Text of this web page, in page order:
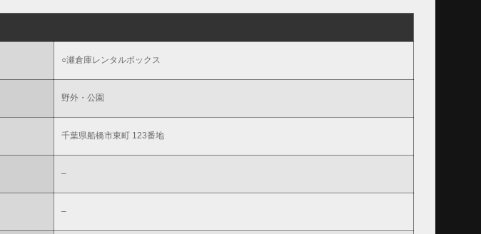
○瀬倉庫レンタルボックス
野外・公園
千葉県船橋市東町 123番地
–
–